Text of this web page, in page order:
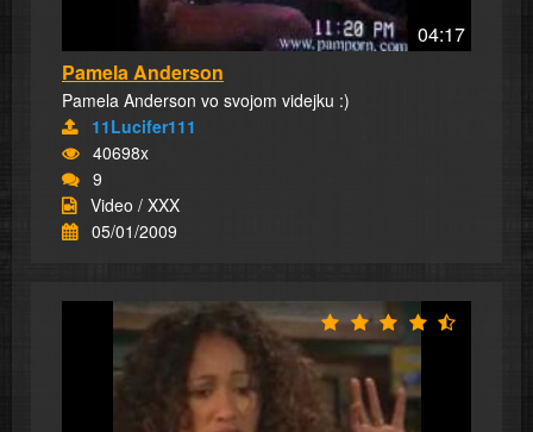
04:17
Pamela Anderson
Pamela Anderson vo svojom videjku :)
11Lucifer111
40698x
9
Video / XXX
05/01/2009